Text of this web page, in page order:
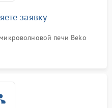
₽
заявку
печи Beko